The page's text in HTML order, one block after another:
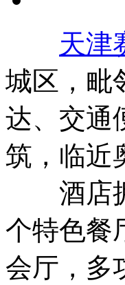
天津
城区，毗
达、交通
筑，临近
酒店拥
个特色餐
会厅，多